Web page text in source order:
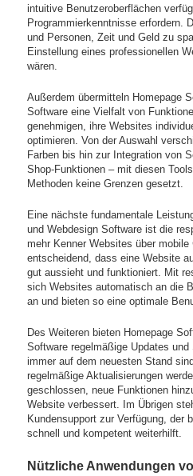
intuitive Benutzeroberflächen
Programmierkenntnisse erfordern.
und Personen, Zeit und Geld zu
Einstellung eines professionellen
wären.
Außerdem übermitteln Homepage
Software eine Vielfalt von
genehmigen, ihre Websites
optimieren. Von der Auswahl
Farben bis hin zur Integration von
Shop-Funktionen – mit diesen
Methoden keine Grenzen gesetzt.
Eine nächste fundamentale
und Webdesign Software ist die
mehr Kenner Websites über
entscheidend, dass eine Website
gut aussieht und funktioniert. Mit
sich Websites automatisch an die
an und bieten so eine optimale
Des Weiteren bieten Homepage
Software regelmäßige Updates
immer auf dem neuesten Stand
regelmäßige Aktualisierungen
geschlossen, neue Funktionen
Website verbessert. Im Übrigen
Kundensupport zur Verfügung, der
schnell und kompetent weiterhilft.
Nützliche Anwendungen